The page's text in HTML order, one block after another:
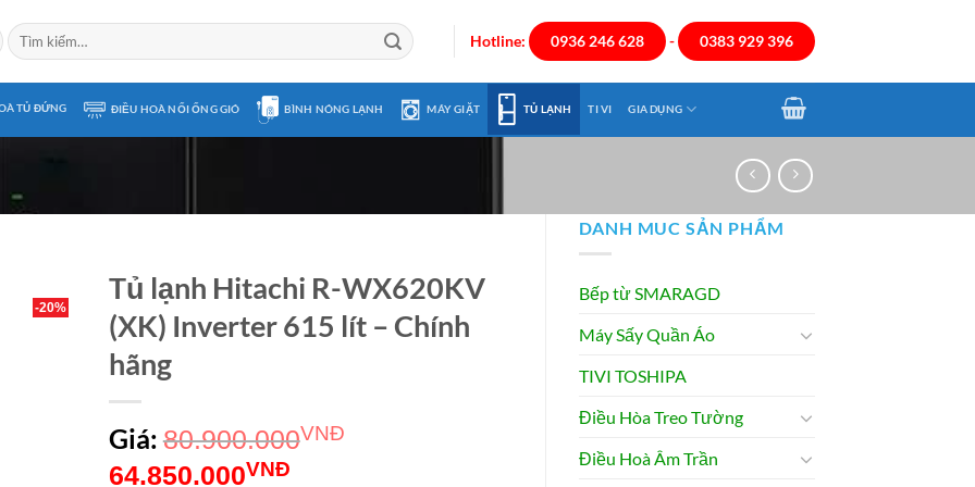
Tìm
kiếm:
Hotline: 0936 246 628 - 0383 929 396
TỦ ĐỨNG ĐIỀU HOÀ NỐI ỐNG GIÓ BÌNH NÓNG LẠNH MÁY GIẶT TỦ LẠNH TI VI GIA DỤNG
DANH MUC SẢN PHẨM
Bếp từ SMARAGD
Máy Sấy Quần Áo
TIVI TOSHIPA
Điều Hòa Treo Tường
Điều Hoà Âm Trần
-20%
Tủ lạnh Hitachi R-WX620KV
(XK) Inverter 615 lít – Chính
hãng
Giá: 80.900.000VNĐ
Giá
64.850.000VNĐGiá